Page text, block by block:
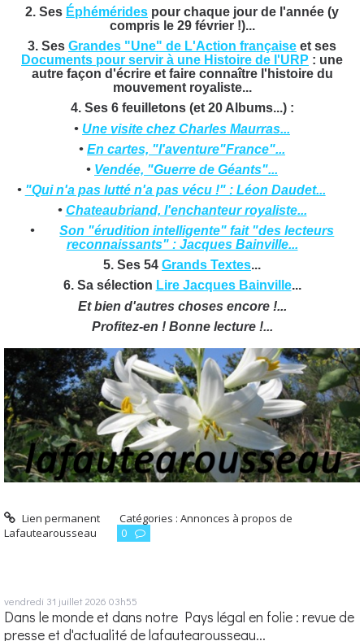
2. Ses Éphémérides pour chaque jour de l'année (y
compris le 29 février !)...
3. Ses Grandes "Une" de L'Action française et ses
Documents pour servir à une Histoire de l'URP : une
autre façon d'écrire et faire connaître l'histoire du
mouvement royaliste...
4. Ses 6 feuilletons (et 20 Albums...) :
• Une visite chez Charles Maurras...
• En cartes, "l'aventure"France"...
• Vendée, "Guerre de Géants"...
• "Qui n'a pas lutté n'a pas vécu !" : Léon Daudet...
• Chateaubriand, l'enchanteur royaliste...
•
Son "érudition intelligente" fait "des lecteurs
reconnaissants" : Jacques Bainville...
5. Ses 54 Grands Textes...
6. Sa sélection Lire Jacques Bainville...
Et bien d'autres choses encore !...
Profitez-en ! Bonne lecture !...
Lien permanent Catégories :Annonces à propos de
Lafautearousseau
0
vendredi 31 juillet 2026 03h55
Dans le monde et dans notre Pays légal en folie : revue de
presse et d'actualité de lafautearousseau...